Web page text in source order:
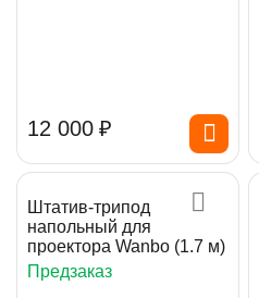
12 000 ₽
Штатив-трипод
напольный для
проектора Wanbo (1.7 м)
Предзаказ